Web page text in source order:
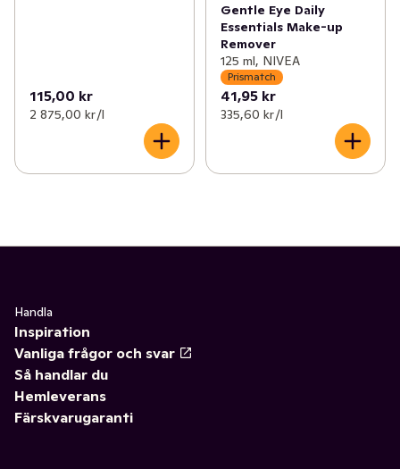
115,00 kr
2 875,00 kr /l
Gentle Eye Daily
Essentials Make-up
Remover
125 ml, NIVEA
Prismatch
41,95 kr
335,60 kr /l
Handla
Inspiration
Vanliga frågor och svar
Så handlar du
Hemleverans
Färskvarugaranti